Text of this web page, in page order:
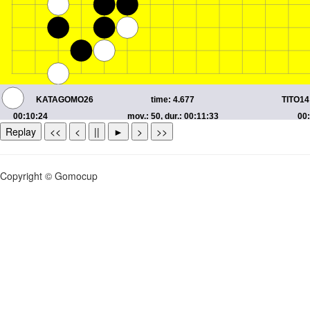
Replay << < || ► > >>
Copyright © Gomocup